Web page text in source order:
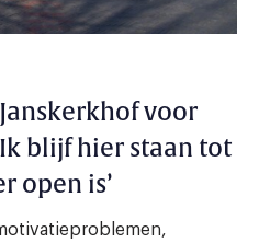
voor
blijf hier staan tot
open is’